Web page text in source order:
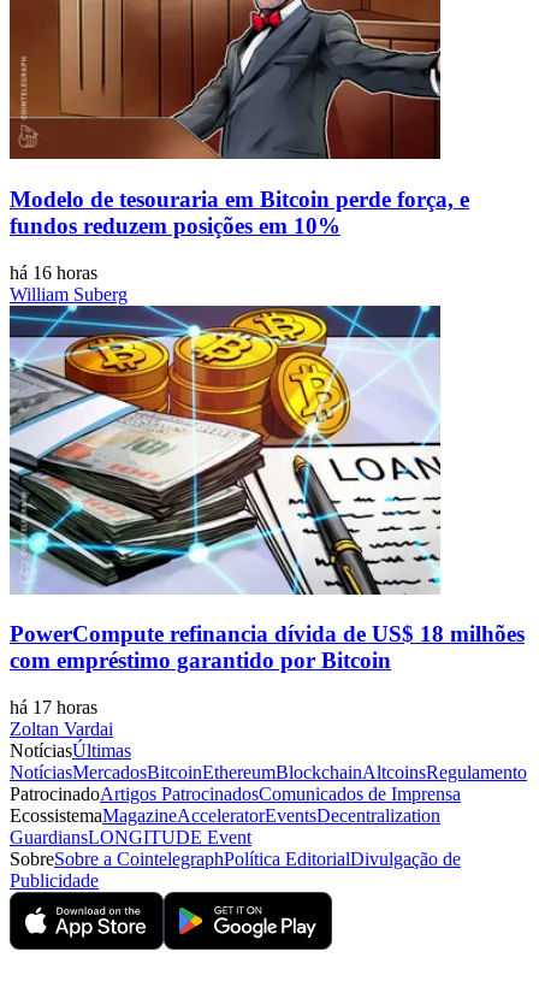
Modelo de tesouraria em Bitcoin perde força, e
fundos reduzem posições em 10%
há 16 horas
William Suberg
PowerCompute refinancia dívida de US$ 18 milhões
com empréstimo garantido por Bitcoin
há 17 horas
Zoltan Vardai
NotíciasÚltimas
NotíciasMercadosBitcoinEthereumBlockchainAltcoinsRegulamento
PatrocinadoArtigos PatrocinadosComunicados de Imprensa
EcossistemaMagazineAcceleratorEventsDecentralization
GuardiansLONGITUDE Event
SobreSobre a CointelegraphPolítica EditorialDivulgação de
Publicidade